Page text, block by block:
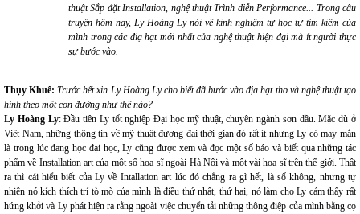
thuật Sắp đặt Installation, nghệ thuật Trình diễn Performance... Trong câu
truyện hôm nay, Ly Hoàng Ly nói về kinh nghiệm tự học tự tìm kiếm của
mình trong các điạ hạt mới nhất của nghệ thuật hiện đại mà ít người thực
sự bước vào.
Thụy Khuê: Trước hết xin Ly Hoàng Ly cho biết đã bước vào địa hạt thơ và nghệ thuật tạo
hình theo một con đường như thế nào?
Ly Hoàng Ly: Đầu tiên Ly tốt nghiệp Đại học mỹ thuật, chuyên ngành sơn dầu. Mặc dù ở
Việt Nam, những thông tin về mỹ thuật đương đại thời gian đó rất ít nhưng Ly có may mắn
là trong lúc đang học đại học, Ly cũng được xem và đọc một số báo và biết qua những tác
phẩm về Installation art của một số họa sĩ ngoài Hà Nội và một vài họa sĩ trên thế giới. Thật
ra thì cái hiểu biết của Ly về Intallation art lúc đó chẳng ra gì hết, là số không, nhưng tự
nhiên nó kích thích trí tò mò của mình là điều thứ nhất, thứ hai, nó làm cho Ly cảm thấy rất
hứng khởi và Ly phát hiện ra rằng ngoài việc chuyển tải những thông điệp của mình bằng cọ